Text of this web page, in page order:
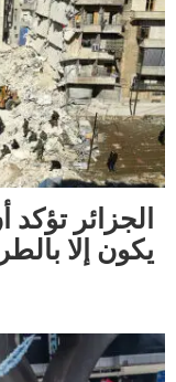
الجزائر
يكون إلا